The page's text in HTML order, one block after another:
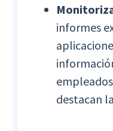
informes
destacan